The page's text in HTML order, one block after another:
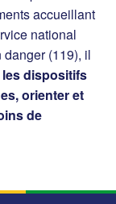
accueillant
national
(119), il
dispositifs
orienter et
de